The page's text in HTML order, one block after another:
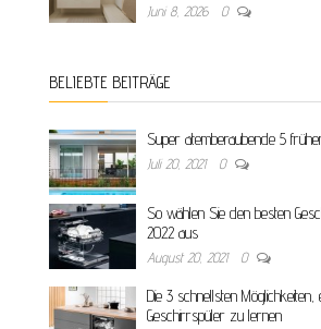
Juni 8, 2026 0
BELIEBTE BEITRÄGE
Super atemberaubende 5
Juli 20, 2021 0
So wählen Sie den besten
2022 aus
August 20, 2021 0
Die 3 schnellsten
Geschirrspüler zu lernen